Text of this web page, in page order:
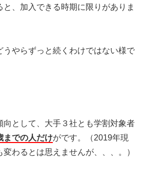
と、加入できる時期に限りがありま
うやらずっと続くわけではない様で
向として、大手３社とも学割対象者
までの人だけがです。（2019年現
わるとは思えませんが、、、。）